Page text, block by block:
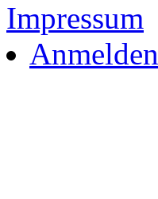
Impressum
Anmelden